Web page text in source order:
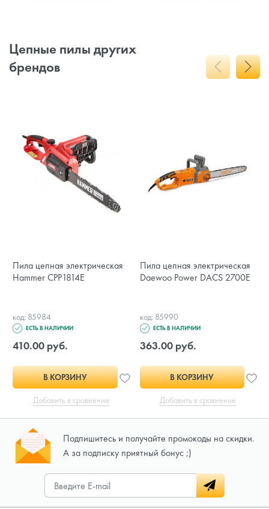
Цепные пилы других
брендов
Пила цепная электрическая
Hammer CPP1814E
код: 85984
ЕСТЬ В НАЛИЧИИ
410.00 руб.
В КОРЗИНУ
Добавить в сравнение
Пила цепная электрическая
Daewoo Power DACS 2700E
код: 85990
ЕСТЬ В НАЛИЧИИ
363.00 руб.
В КОРЗИНУ
Добавить в сравнение
Подпишитесь и получайте промокоды на скидки.
А за подписку приятный бонус ;)